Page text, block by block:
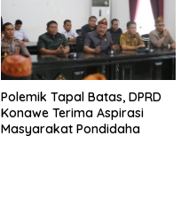
Polemik Tapal Batas, DPRD
Konawe Terima Aspirasi
Masyarakat Pondidaha